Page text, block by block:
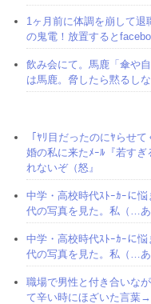
1ヶ月前に体調を崩して退
の鬼電！放置すると
飲み会にて。馬鹿「傘や
は馬鹿。脅したら黙るし
「ﾔﾘ目だったのにﾔらせ
婚の私に来たﾒｰﾙ『若す
れないぞ（怒』
中学・高校時代ｽﾄｰｶｰに
代の写真を見た。私（…あ
中学・高校時代ｽﾄｰｶｰに
代の写真を見た。私（…あ
職場で男性と付き合いな
て辛い時にほざいた言葉